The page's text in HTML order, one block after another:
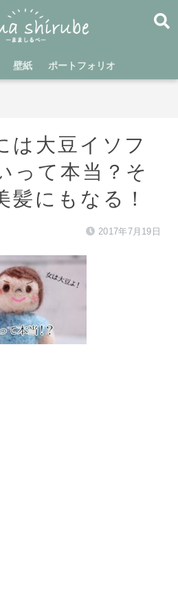
壁紙 ポートフォリオ
は大豆イソフ
って本当？そ
髪にもなる！
2017年7月19日